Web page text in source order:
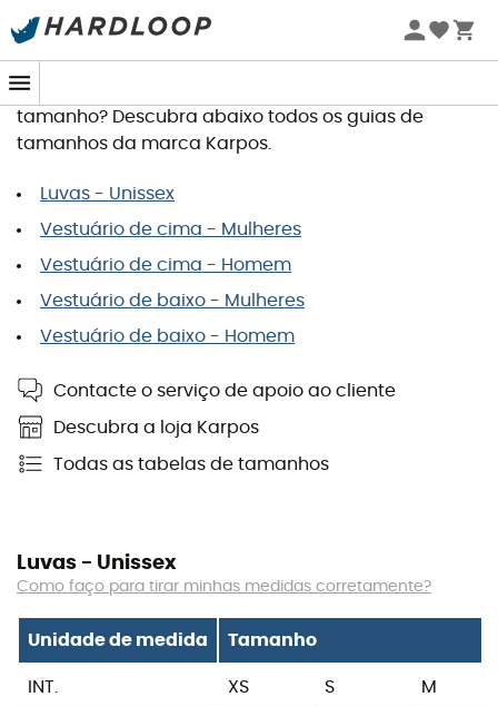
Guia de tamanhos Karpos
Quer encomendar um artigo e procura o seu
tamanho? Descubra abaixo todos os guias de
tamanhos da marca Karpos.
Luvas - Unissex
Vestuário de cima - Mulheres
Vestuário de cima - Homem
Vestuário de baixo - Mulheres
Vestuário de baixo - Homem
Contacte o serviço de apoio ao cliente
Descubra a loja Karpos
Todas as tabelas de tamanhos
Luvas - Unissex
Como faço para tirar minhas medidas corretamente?
Unidade de medida Tamanho
INT. XS S M